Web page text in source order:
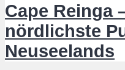
Cape Reinga
nördlichste
Neuseelands